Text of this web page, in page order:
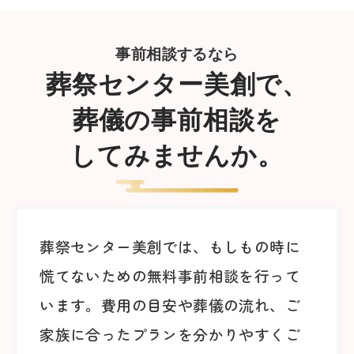
事前相談するなら
葬祭センター美創で、
葬儀の事前相談を
してみませんか。
葬祭センター美創では、もしもの時に
慌てないための無料事前相談を行って
います。費用の目安や葬儀の流れ、ご
家族に合ったプランを分かりやすくご